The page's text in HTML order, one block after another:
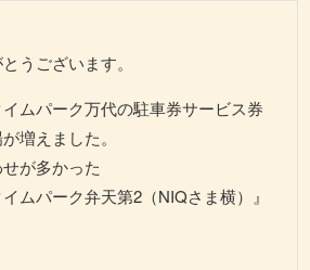
うございます。
ムパーク万代の駐車券サービス券
増えました。
が多かった
ムパーク弁天第2（NIQさま横）』